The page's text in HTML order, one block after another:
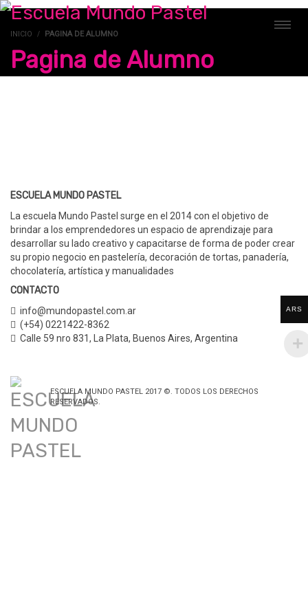
INICIO PAGINA DE ALUMNO
Pagina de Alumno
ESCUELA MUNDO PASTEL
La escuela Mundo Pastel surge en el 2014 con el objetivo de
brindar a los emprendedores un espacio de aprendizaje para
desarrollar su lado creativo y capacitarse de forma de poder crear
su propio negocio en pastelería, decoración de tortas, panadería,
chocolatería, artística y manualidades
CONTACTO
info@mundopastel.com.ar
(+54) 0221422-8362
Calle 59 nro 831, La Plata, Buenos Aires, Argentina
ESCUELA MUNDO PASTEL 2017 ©. TODOS LOS DERECHOS
RESERVADOS.
ARS